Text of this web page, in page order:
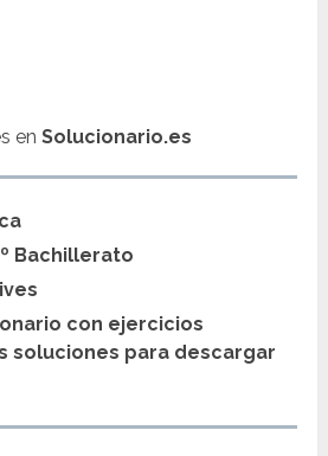
enSolucionario.es
Bachillerato
con ejercicios
soluciones para descargar